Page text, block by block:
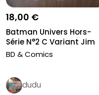
18,00 €
Batman Univers Hors-
Série N°2 C Variant Jim
Lee Ur...
BD & Comics
dudu